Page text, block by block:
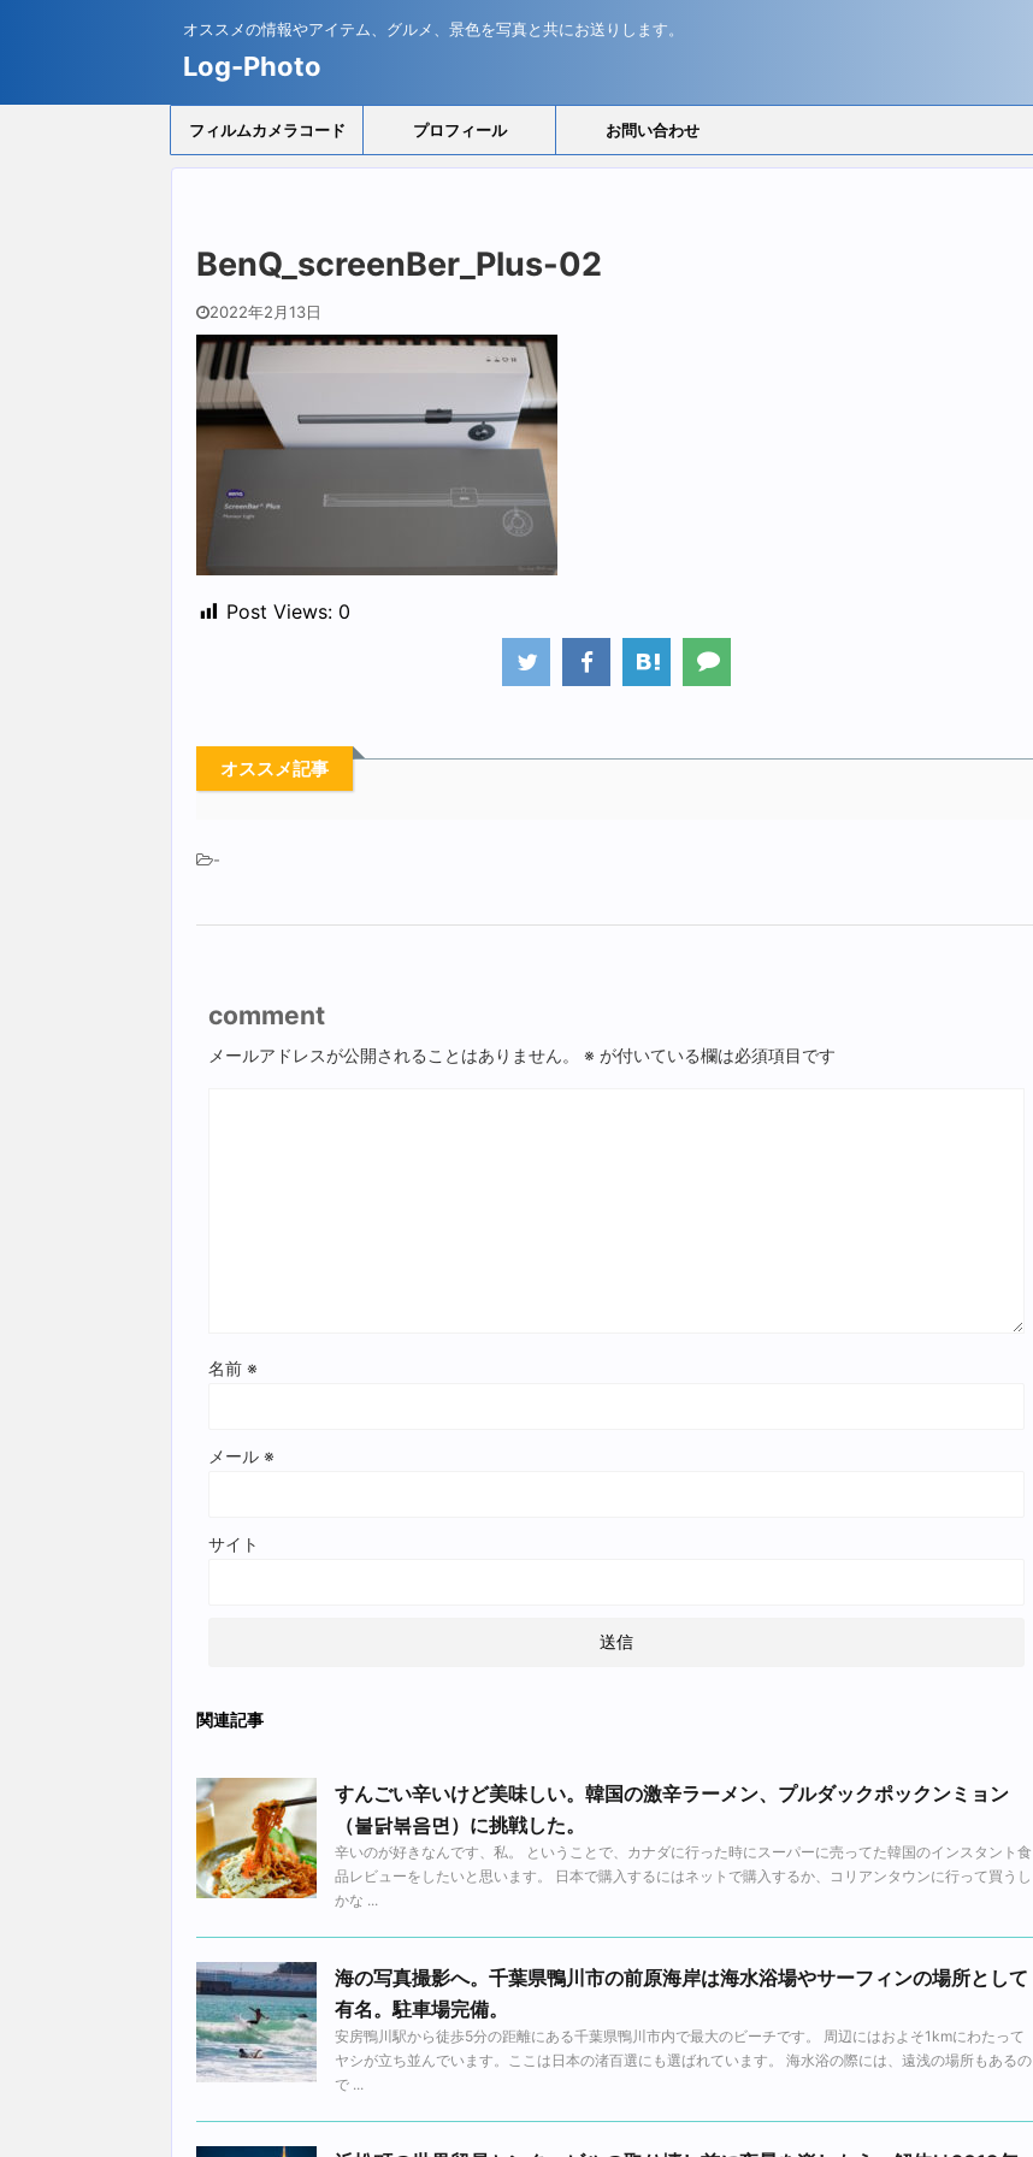
オススメの情報やアイテム、グルメ、景色を写真と共にお送りします。
Log-Photo
フィルムカメラコード プロフィール お問い合わせ
BenQ_screenBer_Plus-02
2022年2月13日
Post Views: 0
オススメ記事
-
comment
メールアドレスが公開されることはありません。 ※ が付いている欄は必須項目です
名前 ※
メール ※
サイト
関連記事
すんごい辛いけど美味しい。韓国の激辛ラーメン、プルダックポックンミョン
（불닭볶음면）に挑戦した。
辛いのが好きなんです、私。 ということで、カナダに行った時にスーパーに売ってた韓国のインスタント食
品レビューをしたいと思います。 日本で購入するにはネットで購入するか、コリアンタウンに行って買うし
かな ...
海の写真撮影へ。千葉県鴨川市の前原海岸は海水浴場やサーフィンの場所として
有名。駐車場完備。
安房鴨川駅から徒歩5分の距離にある千葉県鴨川市内で最大のビーチです。 周辺にはおよそ1kmにわたって
ヤシが立ち並んでいます。ここは日本の渚百選にも選ばれています。 海水浴の際には、遠浅の場所もあるの
で ...